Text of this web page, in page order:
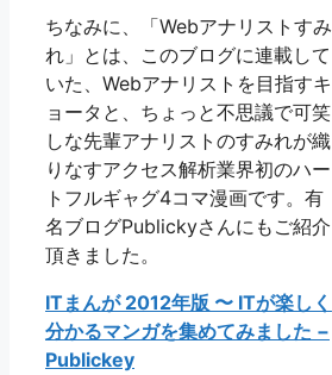
ちなみに、「Webアナリストすみ
れ」とは、このブログに連載して
いた、Webアナリストを目指すキ
ョータと、ちょっと不思議で可笑
しな先輩アナリストのすみれが織
りなすアクセス解析業界初のハー
トフルギャグ4コマ漫画です。有
名ブログPublickyさんにもご紹介
頂きました。
ITまんが 2012年版 〜 ITが楽しく
分かるマンガを集めてみました −
Publickey